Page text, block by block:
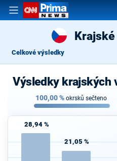
Celkové výsledky
Výsledky krajských
100,00% okrsků sečteno
28,94 %
21,05 %